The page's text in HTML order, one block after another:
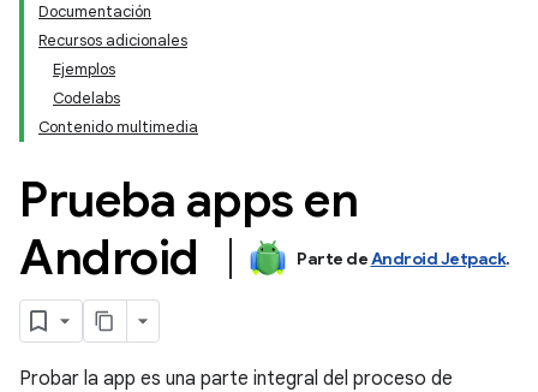
Documentación
Recursos adicionales
Ejemplos
Codelabs
Contenido multimedia
Prueba apps en
Android
Parte deAndroid Jetpack.
Probar la app es una parte integral del proceso de